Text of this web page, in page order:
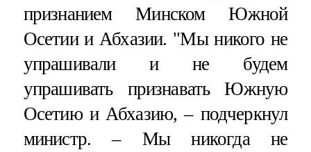
признанием Минском Южной
Осетии и Абхазии. "Мы никого не
упрашивали и не будем
упрашивать признавать Южную
Осетию и Абхазию, – подчеркнул
министр. – Мы никогда не